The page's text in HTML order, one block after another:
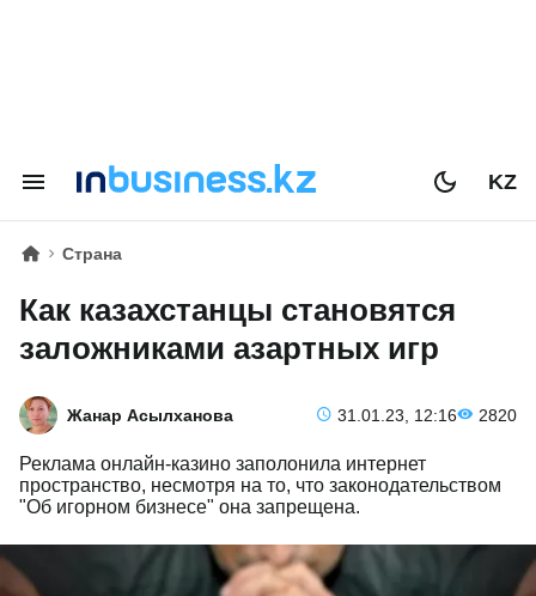
KZ
Страна
Как казахстанцы становятся
заложниками азартных игр
Жанар Асылханова 31.01.23, 12:16 2820
Реклама онлайн-казино заполонила интернет
пространство, несмотря на то, что законодательством
"Об игорном бизнесе" она запрещена.